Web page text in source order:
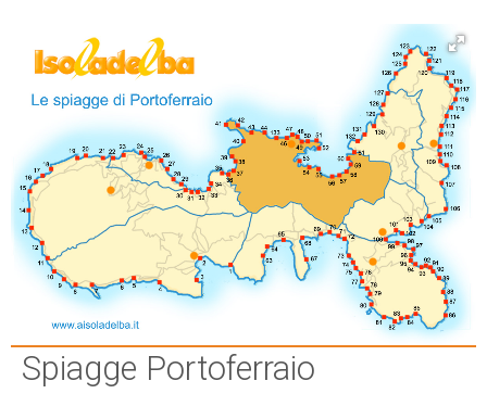
Spiagge Portoferraio